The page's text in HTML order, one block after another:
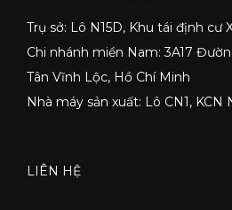
Trụ sở: Lô N15D, Khu tái định cư
Chi nhánh miền Nam: 3A17
Tân Vĩnh Lộc, Hồ Chí Minh
Nhà máy sản xuất: Lô CN1, KCN
LIÊN HỆ